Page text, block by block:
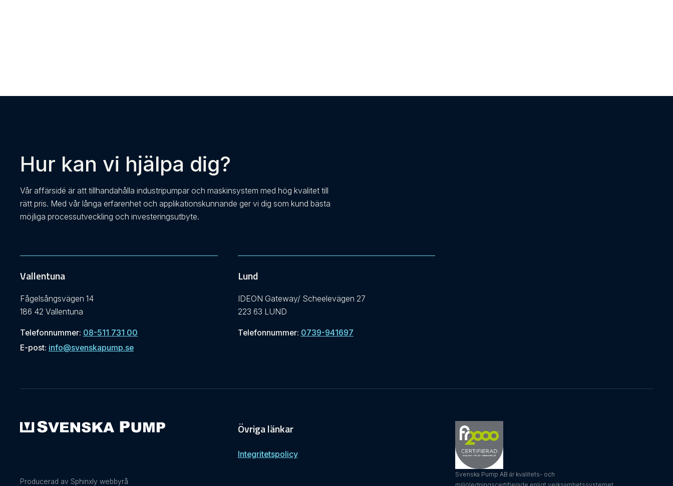
Hur kan vi hjälpa dig?
Vår affärsidé är att tillhandahålla industripumpar och maskinsystem med hög kvalitet till
rätt pris. Med vår långa erfarenhet och applikationskunnande ger vi dig som kund bästa
möjliga processutveckling och investeringsutbyte.
Vallentuna
Fågelsångsvägen 14
186 42 Vallentuna
Telefonnummer: 08-511 731 00
E-post: info@svenskapump.se
Lund
IDEON Gateway/ Scheelevägen 27
223 63 LUND
Telefonnummer: 0739-941697
Producerad av Sphinxly webbyrå
Övriga länkar
Integritetspolicy
Svenska Pump AB är kvalitets- och